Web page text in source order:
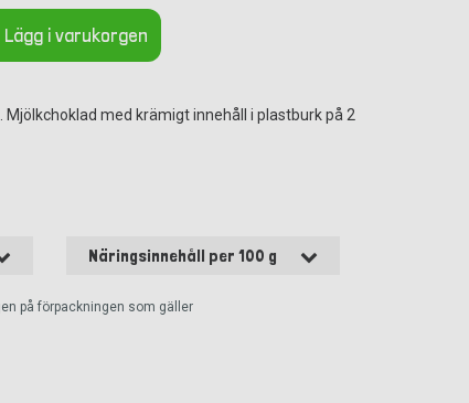
i varukorgen
med krämigt innehåll i plastburk på 2
Näringsinnehåll per 100 g
på förpackningen som gäller